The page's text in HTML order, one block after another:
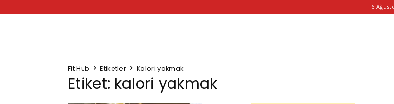
6
Fit Hub Etiketler Kalori yakmak
Etiket: kalori yakmak